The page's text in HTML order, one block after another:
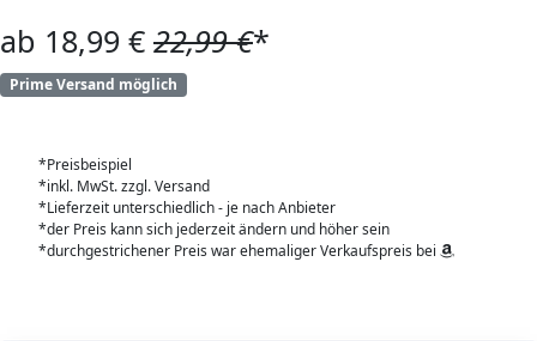
ab 18,99 € 22,99 €*
Prime Versand möglich
*Preisbeispiel
*inkl. MwSt. zzgl. Versand
*Lieferzeit unterschiedlich - je nach Anbieter
*der Preis kann sich jederzeit ändern und höher sein
*durchgestrichener Preis war ehemaliger Verkaufspreis bei